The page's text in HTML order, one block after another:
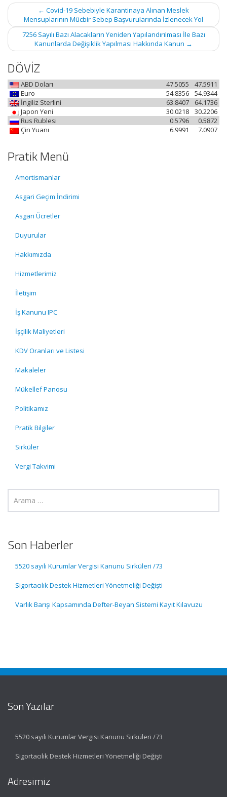
Post
navigation
← Covid-19 Sebebiyle Karantinaya Alınan Meslek
Mensuplarının Mücbir Sebep Başvurularında İzlenecek Yol
7256 Sayılı Bazı Alacakların Yeniden Yapılandırılması İle Bazı
Kanunlarda Değişiklik Yapılması Hakkında Kanun →
DÖVİZ
ABD Doları 47.5911
47.5055
Euro
54.9344
54.8356
İngiliz Sterlini
64.1736
63.8407
Japon Yeni
30.2206
30.0218
Rus Rublesi
0.5872
0.5796
Çin Yuanı
7.0907
6.9991
Pratik Menü
Amortismanlar
Asgari Geçim İndirimi
Asgari Ücretler
Duyurular
Hakkımızda
Hizmetlerimiz
İletişim
İş Kanunu IPC
İşçilik Maliyetleri
KDV Oranları ve Listesi
Makaleler
Mükellef Panosu
Politikamız
Pratik Bilgiler
Sirküler
Vergi Takvimi
Son Haberler
5520 sayılı Kurumlar Vergisi Kanunu Sirküleri /73
Sigortacılık Destek Hizmetleri Yönetmeliği Değişti
Varlık Barışı Kapsamında Defter-Beyan Sistemi Kayıt Kılavuzu
Son Yazılar
5520 sayılı Kurumlar Vergisi Kanunu Sirküleri /73
Sigortacılık Destek Hizmetleri Yönetmeliği Değişti
Adresimiz